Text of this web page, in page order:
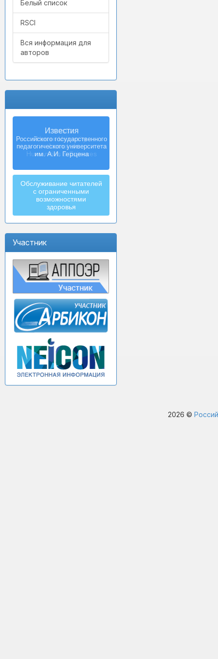
Белый список
RSCI
Вся информация для
авторов
Izvestia:
Herzen University
Journal of
Humanities & Sciences
Обслуживание читателей
с ограниченными
возможностями
здоровья
Участник
2026 ©